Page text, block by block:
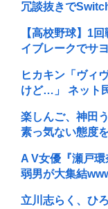
冗談抜きで
【高校野球】1
イブレークでサ
ヒカキン「ヴィ
けど…」 ネット
楽しんご、神田
素っ気ない態度
A V女優『瀬戸環
弱男が大集結
立川志らく、ひ